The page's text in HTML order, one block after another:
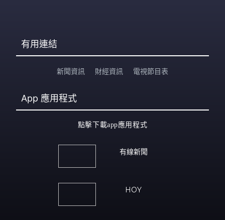
有用連結
新聞資訊 財經資訊 電視節目表
App 應用程式
點擊下載app應用程式
有線新聞
HOY